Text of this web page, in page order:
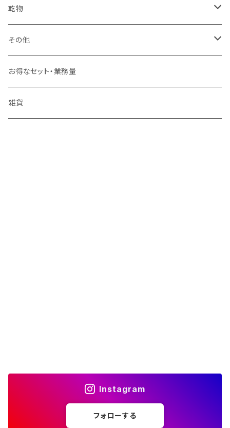
カレー
スナック
すりだね
乾物
ジャーキー
お菓子
その他
うなぎ
海鮮味噌
お得なセット・業務量
雑貨
Instagram
フォローする